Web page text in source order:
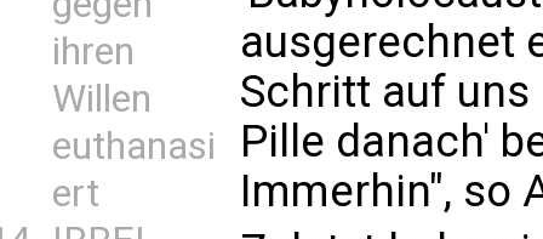
ihren
Willen
euthanasi
ert
ausgerechnet
Schritt auf
Pille danach'
Immerhin", so